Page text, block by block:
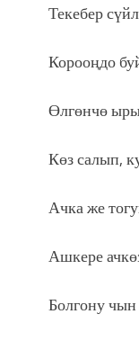
Текебер
Корооңдо
Өлгөнчө
Көз салып,
Ачка же
Ашкере
Болгону